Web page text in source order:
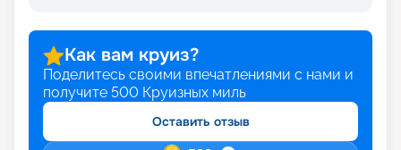
Как вам круиз?
Поделитесь своими впечатлениями с нами и
получите 500 Круизных миль
Оставить отзыв